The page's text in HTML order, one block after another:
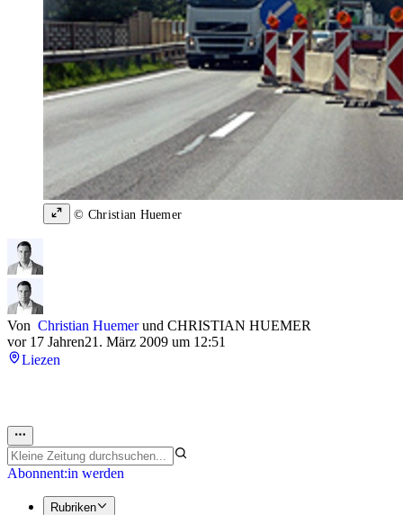
© Christian Huemer
Von Christian Huemerund CHRISTIAN HUEMER
vor 17 Jahren21. März 2009 um 12:51
Liezen
Abonnent:in werden
Rubriken